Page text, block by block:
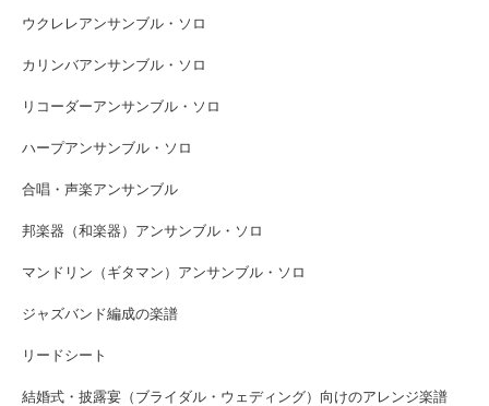
ウクレレアンサンブル・ソロ
カリンバアンサンブル・ソロ
リコーダーアンサンブル・ソロ
ハープアンサンブル・ソロ
合唱・声楽アンサンブル
邦楽器（和楽器）アンサンブル・ソロ
マンドリン（ギタマン）アンサンブル・ソロ
ジャズバンド編成の楽譜
リードシート
結婚式・披露宴（ブライダル・ウェディング）向けのアレンジ楽譜